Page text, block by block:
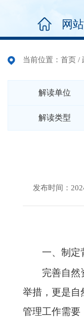
网
当前位置： 首页 /
解读单位
解读类型
发布时间：
一、制定
完善自然
举措，更是自
管理工作需要